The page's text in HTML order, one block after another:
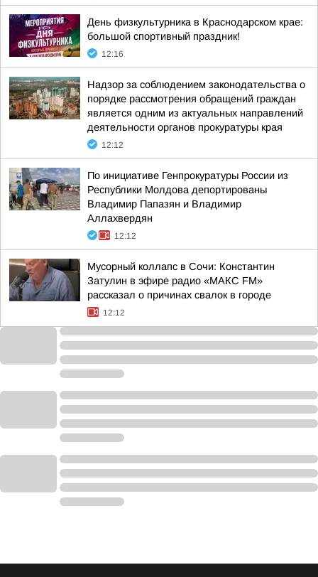
День физкультурника в Краснодарском крае:
большой спортивный праздник!
12:16
Надзор за соблюдением законодательства о
порядке рассмотрения обращений граждан
является одним из актуальных направлений
деятельности органов прокуратуры края
12:12
По инициативе Генпрокуратуры России из
Республики Молдова депортированы
Владимир Папазян и Владимир
Аллахвердян
12:12
Мусорный коллапс в Сочи: Константин
Затулин в эфире радио «МАКС FM»
рассказал о причинах свалок в городе
12:12